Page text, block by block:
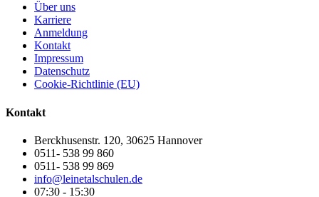
Über uns
Karriere
Anmeldung
Kontakt
Impressum
Datenschutz
Cookie-Richtlinie (EU)
Kontakt
Berckhusenstr. 120, 30625 Hannover
0511- 538 99 860
0511- 538 99 869
info@leinetalschulen.de
07:30 - 15:30